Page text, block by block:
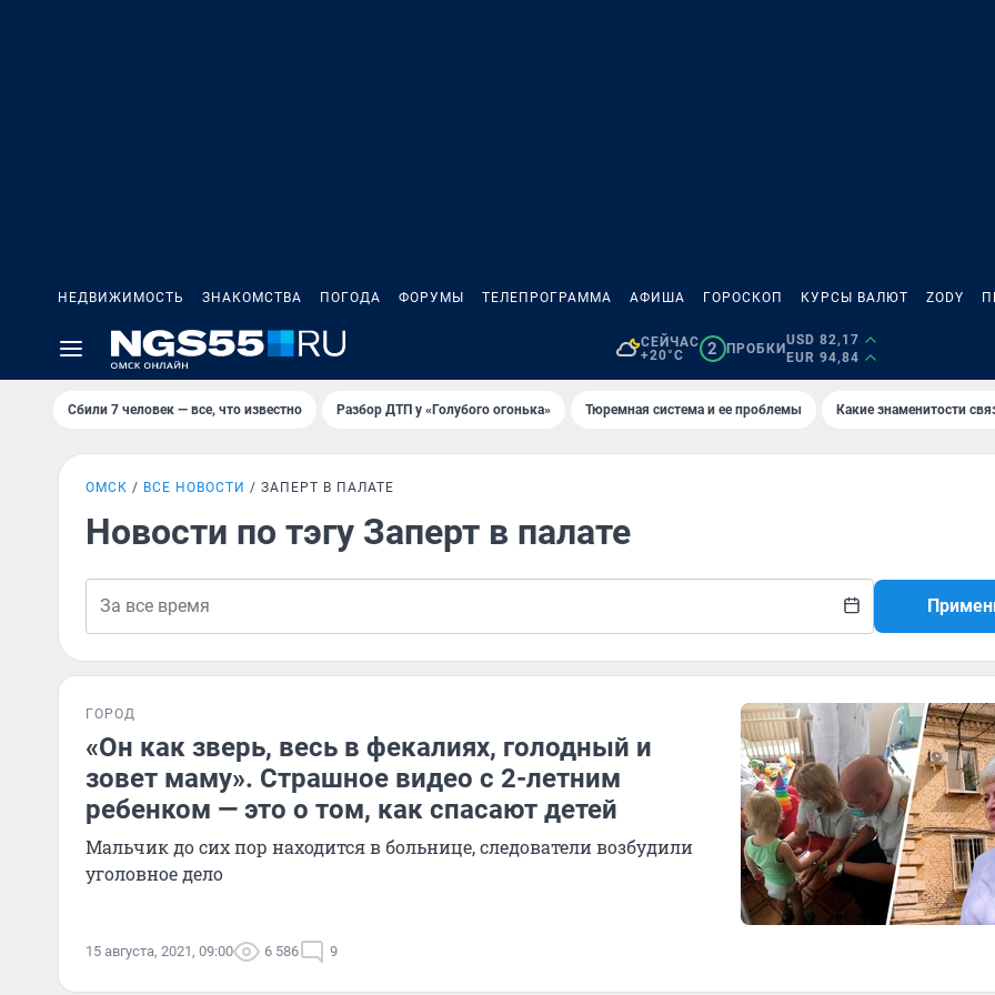
НЕДВИЖИМОСТЬ ЗНАКОМСТВА ПОГОДА ФОРУМЫ ТЕЛЕПРОГРАММА АФИША ГОРОСКОП КУРСЫ ВАЛЮТ ZODY
СЕЙЧАС
+20°C
2 ПРОБКИ
USD 82,17
EUR 94,84
Сбили 7 человек — все, что известно Разбор ДТП у «Голубого огонька» Тюремная система и ее проблемы Какие знаменитости
ОМСК ВСЕ НОВОСТИ ЗАПЕРТ В ПАЛАТЕ
Новости по тэгу Заперт в палате
ГОРОД
«Он как зверь, весь в фекалиях, голодный и
зовет маму». Страшное видео c 2-летним
ребенком — это о том, как спасают детей
Мальчик до сих пор находится в больнице, следователи возбудили
уголовное дело
15 августа, 2021, 09:00 6 586 9